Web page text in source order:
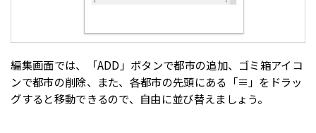
編集画面では、「ADD」ボタンで都市の追加、ゴミ箱アイコ
ンで都市の削除、また、各都市の先頭にある「≡」をドラッ
グすると移動できるので、自由に並び替えましょう。